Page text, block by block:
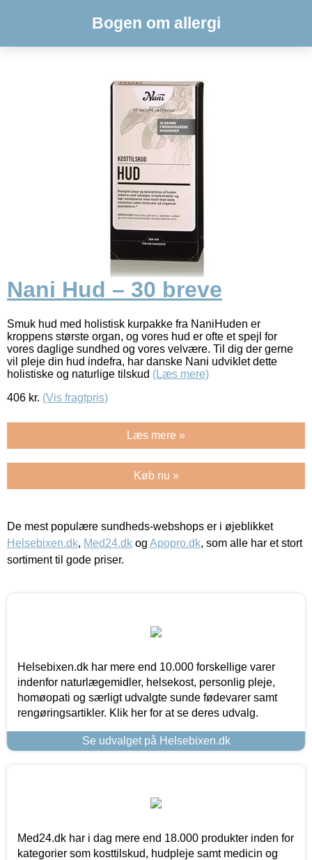
Bogen om allergi
Nani Hud – 30 breve
Smuk hud med holistisk kurpakke fra NaniHuden er
kroppens største organ, og vores hud er ofte et spejl for
vores daglige sundhed og vores velvære. Til dig der gerne
vil pleje din hud indefra, har danske Nani udviklet dette
holistiske og naturlige tilskud (Læs mere)
406 kr. (Vis fragtpris)
Læs mere »
Køb nu »
De mest populære sundheds-webshops er i øjeblikket
Helsebixen.dk, Med24.dk og Apopro.dk, som alle har et stort
sortiment til gode priser.
Helsebixen.dk har mere end 10.000 forskellige varer
indenfor naturlægemidler, helsekost, personlig pleje,
homøopati og særligt udvalgte sunde fødevarer samt
rengøringsartikler. Klik her for at se deres udvalg.
Se udvalget på Helsebixen.dk
Med24.dk har i dag mere end 18.000 produkter inden for
kategorier som kosttilskud, hudpleje samt medicin og